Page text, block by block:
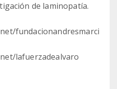
de laminopatía.
fundacionandresmarci
lafuerzadealvaro